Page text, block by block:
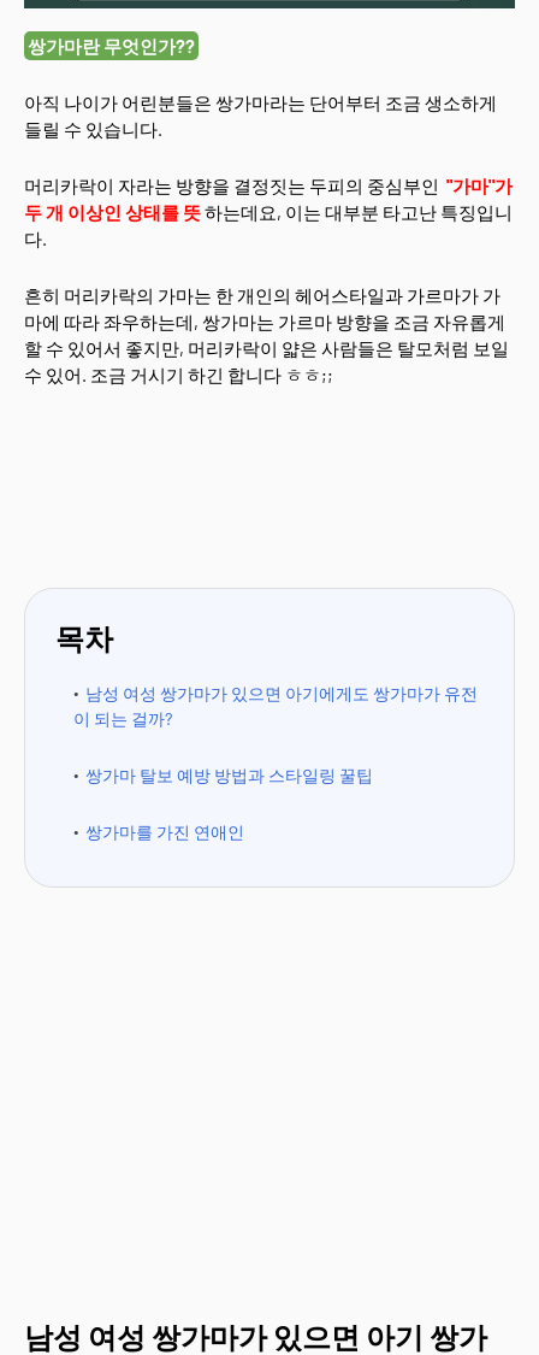
쌍가마란 무엇인가??
아직 나이가 어린분들은 쌍가마라는 단어부터 조금 생소하게
들릴 수 있습니다.
머리카락이 자라는 방향을 결정짓는 두피의 중심부인 "가마"가
두 개 이상인 상태를 뜻하는데요, 이는 대부분 타고난 특징입니
다.
흔히 머리카락의 가마는 한 개인의 헤어스타일과 가르마가 가
마에 따라 좌우하는데, 쌍가마는 가르마 방향을 조금 자유롭게
할 수 있어서 좋지만, 머리카락이 얇은 사람들은 탈모처럼 보일
수 있어. 조금 거시기 하긴 합니다 ㅎㅎ;;
목차
남성 여성 쌍가마가 있으면 아기에게도 쌍가마가 유전
이 되는 걸까?
쌍가마 탈보 예방 방법과 스타일링 꿀팁
쌍가마를 가진 연애인
남성 여성 쌍가마가 있으면 아기 쌍가